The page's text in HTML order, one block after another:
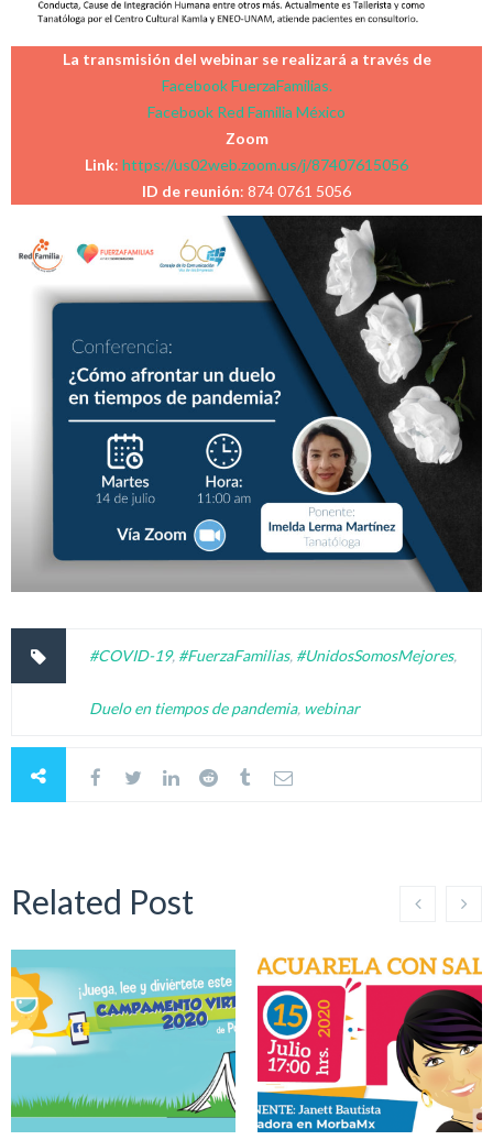
La transmisión del webinar se realizará a través de
Facebook FuerzaFamilias.
Facebook Red Familia México
Zoom
Link: https://us02web.zoom.us/j/87407615056
ID de reunión: 874 0761 5056
#COVID-19, #FuerzaFamilias, #UnidosSomosMejores,
Duelo en tiempos de pandemia, webinar
Related Post